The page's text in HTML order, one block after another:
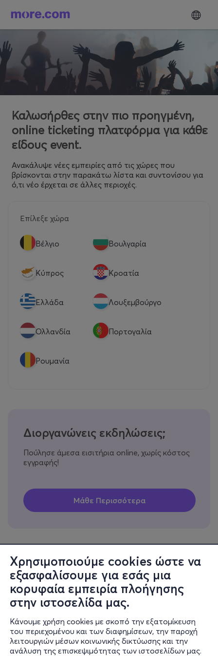
Χρησιμοποιούμε cookies ώστε να
εξασφαλίσουμε για εσάς μια
κορυφαία εμπειρία πλοήγησης
στην ιστοσελίδα μας.
Κάνουμε χρήση cookies με σκοπό την εξατομίκευση
του περιεχομένου και των διαφημίσεων, την παροχή
λειτουργιών μέσων κοινωνικής δικτύωσης και την
ανάλυση της επισκεψιμότητας των ιστοσελίδων μας.
Καλωσήρθες στην πιο προηγμένη,
online ticketing πλατφόρμα για κάθε
είδους event.
Ανακάλυψε νέες εμπειρίες από τις χώρες που
βρίσκονται στην παρακάτω λίστα και συντονίσου για
ό,τι νέο έρχεται σε άλλες περιοχές.
Επίλεξε χώρα
Βέλγιο Βουλγαρία
Κύπρος Κροατία
Eλλάδα Λουξεμβούργο
Ολλανδία Πορτογαλία
Ρουμανία
Διοργανώνεις εκδηλώσεις;
Πούλησε άμεσα εισιτήρια online, χωρίς κόστος
εγγραφής!
Πληροφορίες
Υποστήριξη
Stay Connected